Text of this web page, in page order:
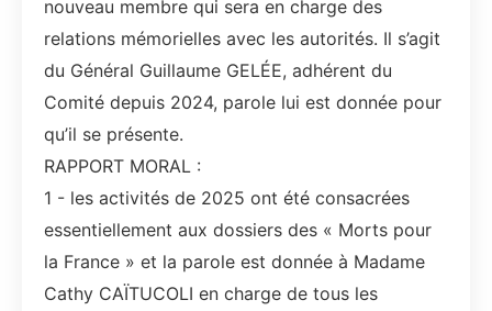
nouveau membre qui sera en charge des
relations mémorielles avec les autorités. Il s’agit
du Général Guillaume GELÉE, adhérent du
Comité depuis 2024, parole lui est donnée pour
qu’il se présente.
RAPPORT MORAL :
1 - les activités de 2025 ont été consacrées
essentiellement aux dossiers des « Morts pour
la France » et la parole est donnée à Madame
Cathy CAÏTUCOLI en charge de tous les